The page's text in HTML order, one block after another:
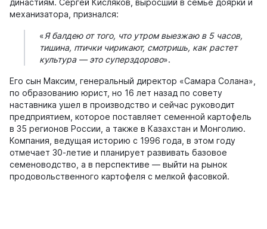
династиям. Сергей Кисляков, выросший в семье доярки и
механизатора, признался:
«Я балдею от того, что утром выезжаю в 5 часов,
тишина, птички чирикают, смотришь, как растет
культура — это суперздорово».
Его сын Максим, генеральный директор «Самара Солана»,
по образованию юрист, но 16 лет назад по совету
наставника ушел в производство и сейчас руководит
предприятием, которое поставляет семенной картофель
в 35 регионов России, а также в Казахстан и Монголию.
Компания, ведущая историю с 1996 года, в этом году
отмечает 30-летие и планирует развивать базовое
семеноводство, а в перспективе — выйти на рынок
продовольственного картофеля с мелкой фасовкой.